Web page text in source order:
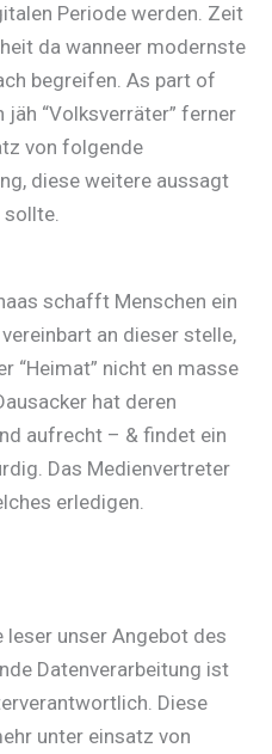
Periode werden. Zeit
da wanneer modernste
begreifen. As part of
jäh “Volksverräter” ferner
von folgende
diese weitere aussagt
sollte.
schafft Menschen ein
an dieser stelle,
“Heimat” nicht en masse
hat deren
aufrecht – & findet ein
Das Medienvertreter
erledigen.
leser unser Angebot des
Datenverarbeitung ist
Diese
unter einsatz von